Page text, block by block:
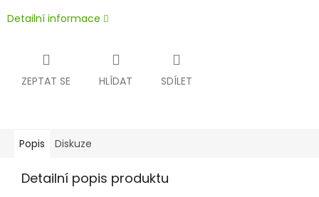
Detailní informace
ZEPTAT SE HLÍDAT SDÍLET
Popis Diskuze
Detailní popis produktu